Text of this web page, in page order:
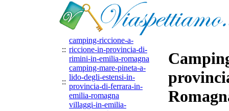
::
camping-riccione-a-
riccione-in-provincia-di-
rimini-in-emilia-romagna
::
camping-mare-pineta-a-
lido-degli-estensi-in-
provincia-di-ferrara-in-
emilia-romagna
villaggi-in-emilia-